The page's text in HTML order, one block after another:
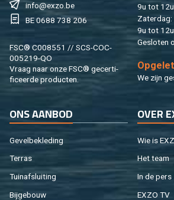
info@​exzo.​be
BE 0688 738 206
FSC® C008551 // SCS-COC-
005219-QO
Vraag naar onze FSC® ge­cer­ti­
fi­ceer­de pro­duc­ten.
9u tot
Za­ter­dag:
9u tot
Ge­slo­ten
We zijn
ONS AAN­BOD
Ge­vel­be­kle­ding
Ter­ras
Tuin­af­slui­ting
Bij­ge­bouw
OVER
Wie is
Het team
In de pers
EXZO TV